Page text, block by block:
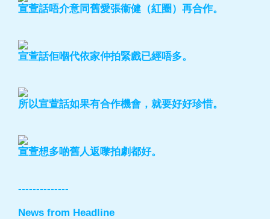
宣萱話唔介意同舊愛張衞健（紅圈）再合作。
宣萱話佢嗰代依家仲拍緊戲已經唔多。
所以宣萱話如果有合作機會，就要好好珍惜。
宣萱想多啲舊人返嚟拍劇都好。
--------------
News from Headline